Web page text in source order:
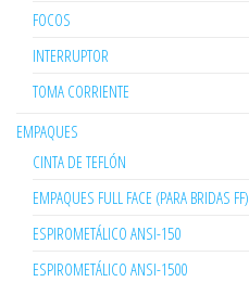
FOCOS
INTERRUPTOR
TOMA CORRIENTE
EMPAQUES
CINTA DE TEFLÓN
EMPAQUES FULL FACE (PARA BRIDAS FF)
ESPIROMETÁLICO ANSI-150
ESPIROMETÁLICO ANSI-1500